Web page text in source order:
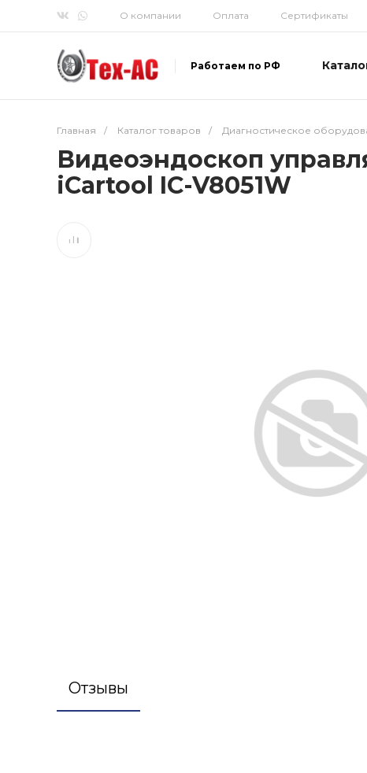
О компании Оплата Сертификаты
Работаем по РФ
Главная / Каталог товаров / Диагностическое
Видеоэндоскоп
iCartool IC-V8051W
Отзывы